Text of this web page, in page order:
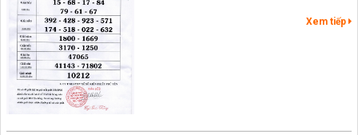
Xem tiếp